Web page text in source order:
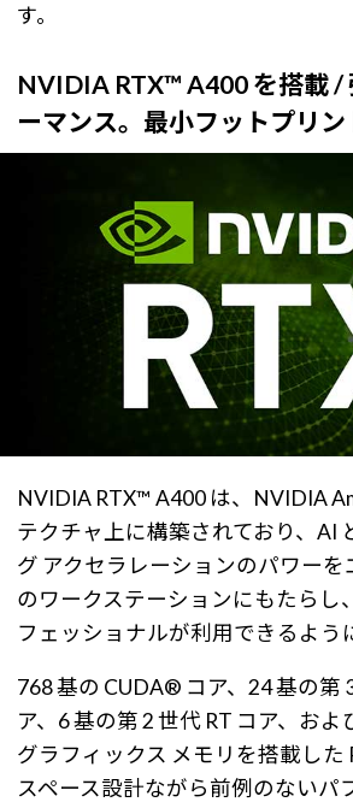
す。
NVIDIA RTX™ A400 を搭載 /
ーマンス。最小フットプリン
NVIDIA RTX™ A400 は、NVIDIA
テクチャ上に構築されており、AI
グ アクセラレーションのパワー
のワークステーションにもたらし
フェッショナルが利用できるよう
768 基の CUDA® コア、24 基の第
ア、6 基の第 2 世代 RT コア、およ
グラフィックス メモリを搭載した
スペース設計ながら前例のないパ